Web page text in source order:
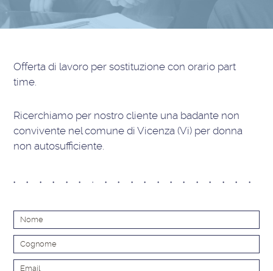
Offerta di lavoro per sostituzione con orario part
time
Ricerchiamo per nostro cliente una badante non
convivente nel comune di Vicenza (Vi) per donna
non autosufficiente.